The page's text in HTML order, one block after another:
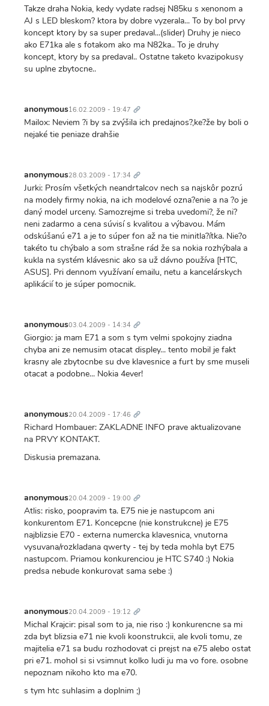
Takze draha Nokia, kedy vydate radsej N85ku s xenonom a
AJ s LED bleskom? ktora by dobre vyzerala... To by bol prvy
koncept ktory by sa super predaval...(slider) Druhy je nieco
ako E71ka ale s fotakom ako ma N82ka.. To je druhy
koncept, ktory by sa predaval.. Ostatne taketo kvazipokusy
su uplne zbytocne..
anonymous16.02.2009 - 19:47 odkaz
Mailox: Neviem ?i by sa zvýšila ich predajnos?,ke?že by boli o
nejaké tie peniaze drahšie
anonymous28.03.2009 - 17:34 odkaz
Jurki: Prosím všetkých neandrtalcov nech sa najskôr pozrú
na modely firmy nokia, na ich modelové ozna?enie a na ?o je
daný model urceny. Samozrejme si treba uvedomi?, že ni?
neni zadarmo a cena súvisí s kvalitou a výbavou. Mám
odskúšanú e71 a je to súper fon až na tie minitla?ítka. Nie?o
takéto tu chýbalo a som strašne rád že sa nokia rozhýbala a
kukla na systém klávesnic ako sa už dávno používa [HTC,
ASUS]. Pri dennom využívaní emailu, netu a kancelárskych
aplikácií to je súper pomocnik.
anonymous03.04.2009 - 14:34 odkaz
Giorgio: ja mam E71 a som s tym velmi spokojny ziadna
chyba ani ze nemusim otacat displey... tento mobil je fakt
krasny ale zbytocnbe su dve klavesnice a furt by sme museli
otacat a podobne... Nokia 4ever!
anonymous20.04.2009 - 17:46 odkaz
Richard Hombauer: ZAKLADNE INFO prave aktualizovane
na PRVY KONTAKT.
Diskusia premazana.
anonymous20.04.2009 - 19:00 odkaz
Atlis: risko, poopravim ta. E75 nie je nastupcom ani
konkurentom E71. Koncepcne (nie konstrukcne) je E75
najblizsie E70 - externa numercka klavesnica, vnutorna
vysuvana/rozkladana qwerty - tej by teda mohla byt E75
nastupcom. Priamou konkurenciou je HTC S740 :) Nokia
predsa nebude konkurovat sama sebe :)
anonymous20.04.2009 - 19:12 odkaz
Michal Krajcir: pisal som to ja, nie riso :) konkurencne sa mi
zda byt blizsia e71 nie kvoli koonstrukcii, ale kvoli tomu, ze
majitelia e71 sa budu rozhodovat ci prejst na e75 alebo ostat
pri e71. mohol si si vsimnut kolko ludi ju ma vo fore. osobne
nepoznam nikoho kto ma e70.
s tym htc suhlasim a doplnim ;)